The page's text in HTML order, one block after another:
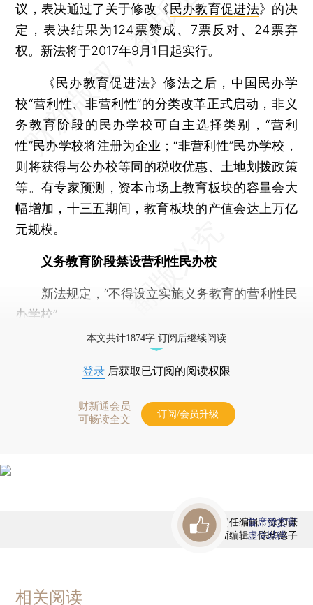
议，表决通过了关于修改《民办教育促进法》的决
定，表决结果为124票赞成、7票反对、24票弃
权。新法将于2017年9月1日起实行。
《民办教育促进法》修法之后，中国民办学
校“营利性、非营利性”的分类改革正式启动，非义
务教育阶段的民办学校可自主选择类别，“营利
性”民办学校将注册为企业；“非营利性”民办学校，
则将获得与公办校等同的税收优惠、土地划拨政策
等。有专家预测，资本市场上教育板块的容量会大
幅增加，十三五期间，教育板块的产值会达上万亿
元规模。
义务教育阶段禁设营利性民办校
新法规定，“不得设立实施义务教育的营利性民
办学校”。
本文共计1874字 订阅后继续阅读
登录 后获取已订阅的阅读权限
财新通会员
可畅读全文
订阅/会员升级
责任编辑：徐和谦
版面编辑：陈华懿子
首席赞赏官
虚位以待
相关阅读